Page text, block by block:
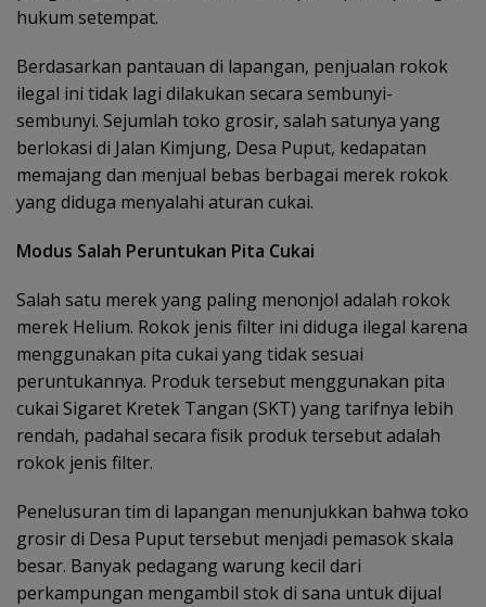
hukum setempat.
Berdasarkan pantauan di lapangan, penjualan rokok
ilegal ini tidak lagi dilakukan secara sembunyi-
sembunyi. Sejumlah toko grosir, salah satunya yang
berlokasi di Jalan Kimjung, Desa Puput, kedapatan
memajang dan menjual bebas berbagai merek rokok
yang diduga menyalahi aturan cukai.
Modus Salah Peruntukan Pita Cukai
Salah satu merek yang paling menonjol adalah rokok
merek Helium. Rokok jenis filter ini diduga ilegal karena
menggunakan pita cukai yang tidak sesuai
peruntukannya. Produk tersebut menggunakan pita
cukai Sigaret Kretek Tangan (SKT) yang tarifnya lebih
rendah, padahal secara fisik produk tersebut adalah
rokok jenis filter.
Penelusuran tim di lapangan menunjukkan bahwa toko
grosir di Desa Puput tersebut menjadi pemasok skala
besar. Banyak pedagang warung kecil dari
perkampungan mengambil stok di sana untuk dijual